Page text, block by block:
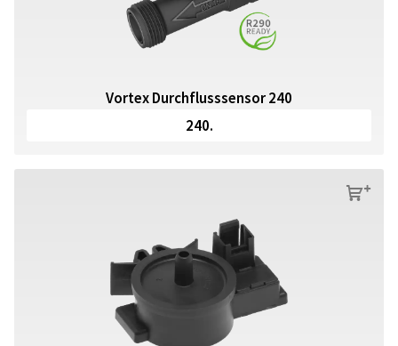
Vortex Durchflusssensor 240
240.
s